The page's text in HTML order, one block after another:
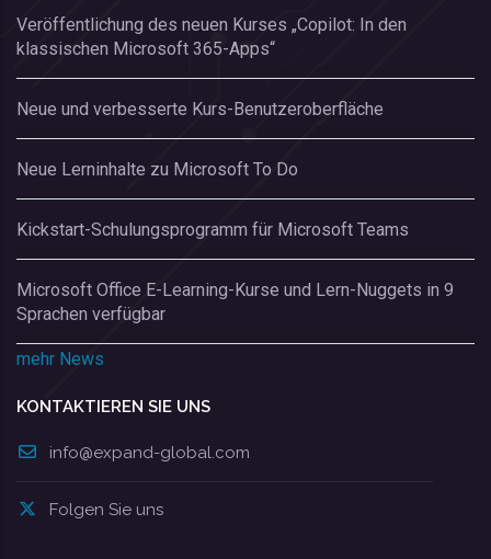
Veröffentlichung des neuen Kurses „Copilot: In den
klassischen Microsoft 365-Apps“
Neue und verbesserte Kurs-Benutzeroberfläche
Neue Lerninhalte zu Microsoft To Do
Kickstart-Schulungsprogramm für Microsoft Teams
Microsoft Office E-Learning-Kurse und Lern-Nuggets in 9
Sprachen verfügbar
mehr News
KONTAKTIEREN SIE UNS
info@expand-global.com
Folgen Sie uns